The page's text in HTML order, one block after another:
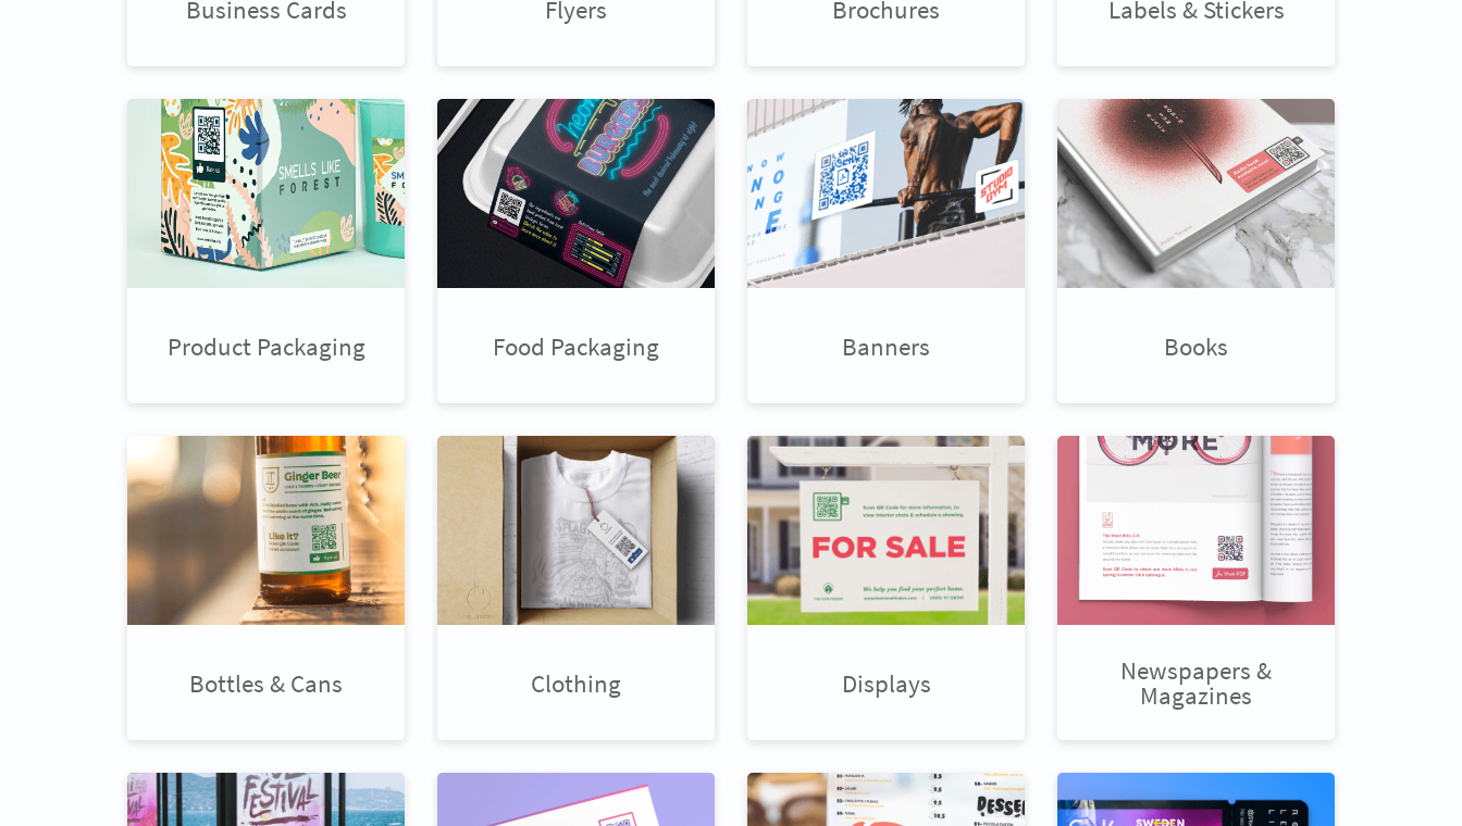
Business Cards Flyers Brochures Labels & Stickers
Product Packaging Food Packaging Banners Books
Bottles & Cans Clothing Displays Newspapers &
Magazines